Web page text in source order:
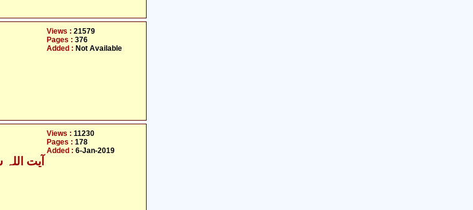
Views : 21579
Pages : 376
Added : Not Available
Views : 11230
Pages : 178
Added : 6-Jan-2019